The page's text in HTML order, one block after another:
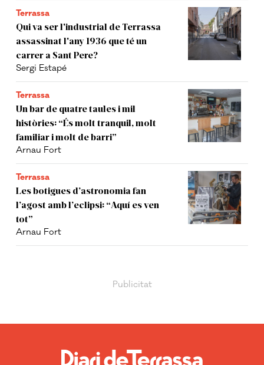
Terrassa
Qui va ser l'industrial de Terrassa
assassinat l'any 1936 que té un
carrer a Sant Pere?
Sergi Estapé
Terrassa
Un bar de quatre taules i mil
històries: “És molt tranquil, molt
familiar i molt de barri”
Arnau Fort
Terrassa
Les botigues d’astronomia fan
l’agost amb l’eclipsi: “Aquí es ven
tot”
Arnau Fort